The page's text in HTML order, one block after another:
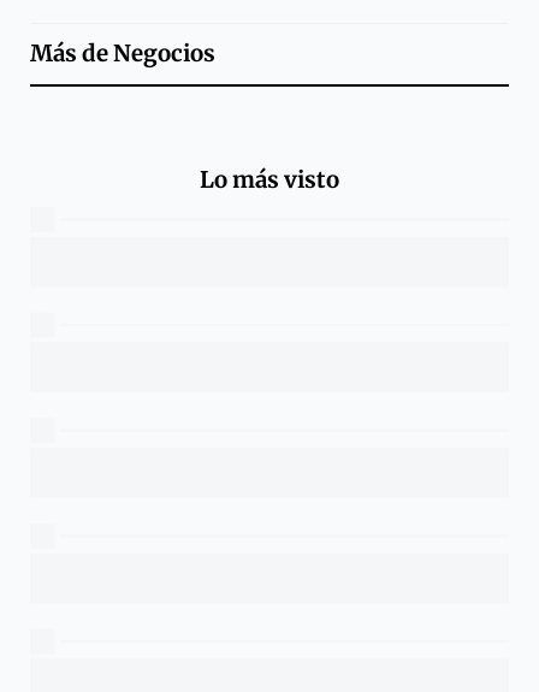
Más deNegocios
Lo más visto